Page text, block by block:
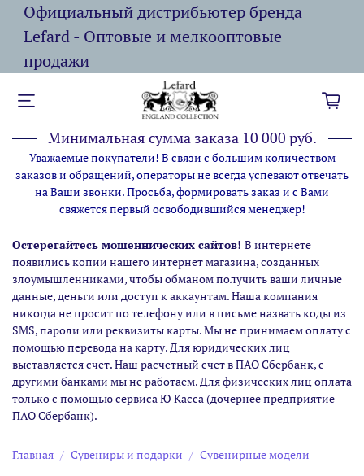
Официальный дистрибьютер бренда
Lefard - Оптовые и мелкооптовые
продажи
Минимальная сумма заказа 10 000 руб.
Уважаемые покупатели! В связи с большим количеством
заказов и обращений, операторы не всегда успевают отвечать
на Ваши звонки. Просьба, формировать заказ и с Вами
свяжется первый освободившийся менеджер!
Остерегайтесь мошеннических сайтов! В интернете
появились копии нашего интернет магазина,созданных
злоумышленниками, чтобы обманом получить ваши личные
данные, деньги или доступ к аккаунтам. Наша компания
никогда не просит по телефону или в письме назвать коды из
SMS, пароли или реквизиты карты. Мы не принимаем оплату с
помощью перевода на карту. Для юридических лиц
выставляется счет. Наш расчетный счет в ПАО Сбербанк, с
другими банками мы не работаем. Для физических лиц оплата
только с помощью сервиса Ю Касса (дочернее предприятие
ПАО Сбербанк).
Главная Сувениры и подарки Сувенирные модели